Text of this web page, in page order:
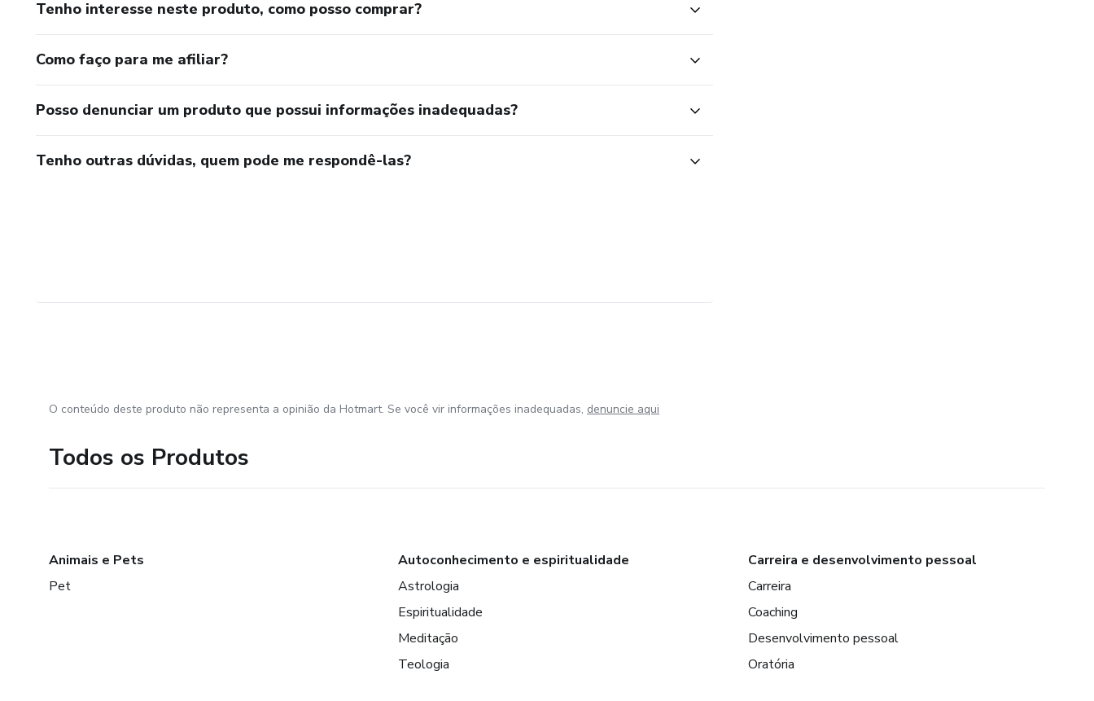
Tenho interesse neste produto, como posso comprar?
Como faço para me afiliar?
Posso denunciar um produto que possui informações inadequadas?
Tenho outras dúvidas, quem pode me respondê-las?
O conteúdo deste produto não representa a opinião da Hotmart. Se você vir informações inadequadas, denuncie aqui
Todos os Produtos
Animais e Pets
Pet
Autoconhecimento e espiritualidade
Astrologia
Espiritualidade
Meditação
Teologia
Carreira e desenvolvimento pessoal
Carreira
Coaching
Desenvolvimento pessoal
Oratória